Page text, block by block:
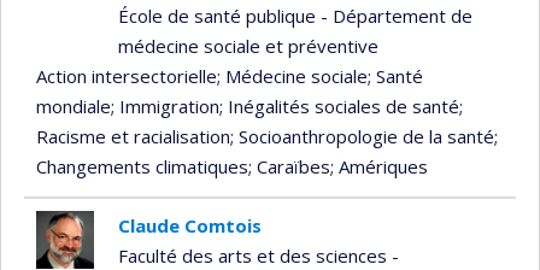
École de santé publique - Département de
médecine sociale et préventive
Action intersectorielle; Médecine sociale; Santé
mondiale; Immigration; Inégalités sociales de santé;
Racisme et racialisation; Socioanthropologie de la santé;
Changements climatiques; Caraïbes; Amériques
Claude Comtois
Faculté des arts et des sciences -